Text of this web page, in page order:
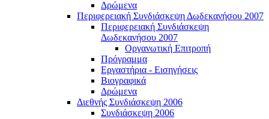
Δρώμενα
Περιφερειακή Συνδιάσκεψη Δωδεκανήσου 2007
Περιφερειακή Συνδιάσκεψη
Δωδεκανήσου 2007
Οργανωτική Επιτροπή
Πρόγραμμα
Εργαστήρια - Εισηγήσεις
Βιογραφικά
Δρώμενα
Διεθνής Συνδιάσκεψη 2006
Συνδιάσκεψη 2006